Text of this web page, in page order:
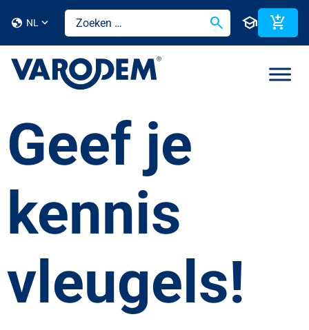
globe NL search school add_shopping_cart
Geef je
kennis
vleugels!